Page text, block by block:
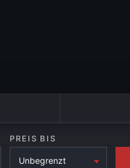
PREIS BIS